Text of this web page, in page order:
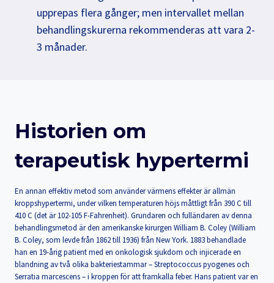
upprepas flera gånger; men intervallet mellan
behandlingskurerna rekommenderas att vara 2-
3 månader.
Historien om
terapeutisk hypertermi
En annan effektiv metod som använder värmens effekter är allmän
kroppshypertermi, under vilken temperaturen höjs måttligt från 390 C till
410 C (det är 102-105 F-Fahrenheit). Grundaren och fulländaren av denna
behandlingsmetod är den amerikanske kirurgen William B. Coley (William
B. Coley, som levde från 1862 till 1936) från New York. 1883 behandlade
han en 19-årig patient med en onkologisk sjukdom och injicerade en
blandning av två olika bakteriestammar – Streptococcus pyogenes och
Serratia marcescens – i kroppen för att framkalla feber. Hans patient var en